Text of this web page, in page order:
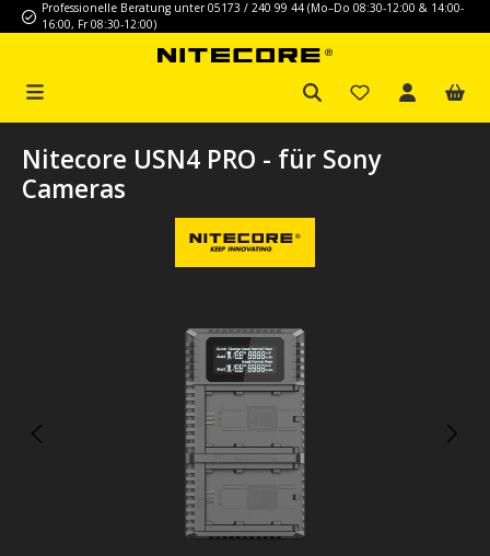
Zum Hauptinhalt springen
Professionelle Beratung unter 05173 / 240 99 44 (Mo–Do 08:30-12:00 & 14:00-
16:00, Fr 08:30-12:00)
Nitecore USN4 PRO - für Sony
Cameras